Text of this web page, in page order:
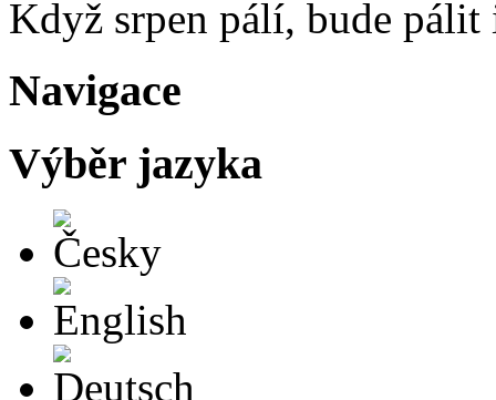
Když srpen pálí, bude
Navigace
Výběr jazyka